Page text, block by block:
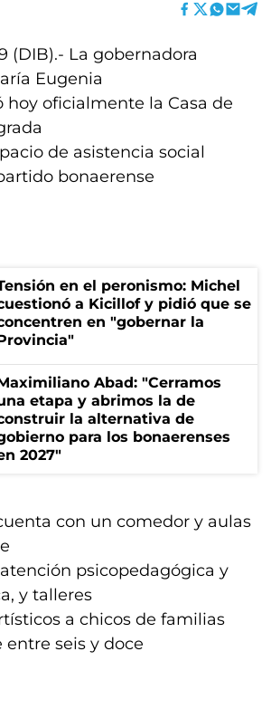
(DIB).- La gobernadora
Eugenia
hoy oficialmente la Casa de
de asistencia social
bonaerense
en el peronismo: Michel
a Kicillof y pidió que se
en "gobernar la
Abad: "Cerramos
etapa y abrimos la de
la alternativa de
para los bonaerenses
2027"
con un comedor y aulas
psicopedagógica y
y talleres
a chicos de familias
entre seis y doce